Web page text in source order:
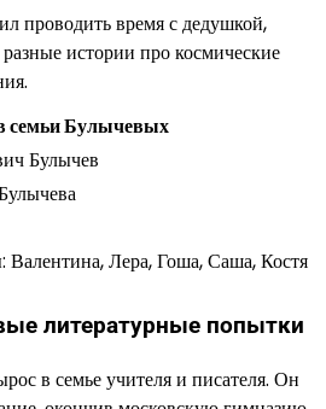
проводить время с дедушкой,
истории про космические
семьи Булычевых
Булычев
Валентина, Лера, Гоша, Саша, Костя
литературные попытки
в семье учителя и писателя. Он